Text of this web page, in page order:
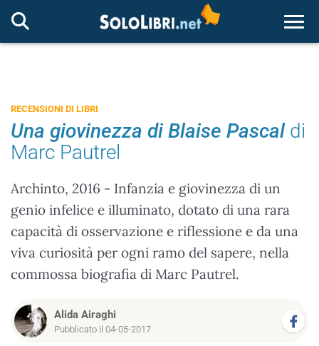
RECENSIONI DI LIBRI
Una giovinezza di Blaise Pascaldi
Marc Pautrel
Archinto, 2016 - Infanzia e giovinezza di un
genio infelice e illuminato, dotato di una rara
capacità di osservazione e riflessione e da una
viva curiosità per ogni ramo del sapere, nella
commossa biografia di Marc Pautrel.
Alida Airaghi
Pubblicato il 04-05-2017